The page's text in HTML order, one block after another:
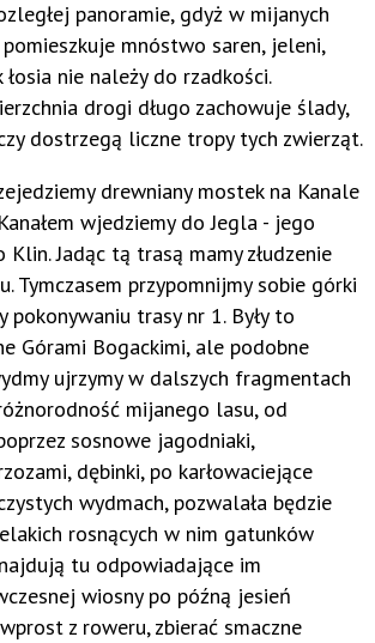
panoramie, gdyż w mijanych
mnóstwo saren, jeleni,
nie należy do rzadkości.
drogi długo zachowuje ślady,
dostrzegą liczne tropy tych zwierząt.
drewniany mostek na Kanale
wjedziemy do Jegla - jego
Klin. Jadąc tą trasą mamy złudzenie
Tymczasem przypomnijmy sobie górki
pokonywaniu trasy nr 1. Były to
Górami Bogackimi, ale podobne
ujrzymy w dalszych fragmentach
mijanego lasu, od
sosnowe jagodniaki,
dębinki, po karłowaciejące
wydmach, pozwalała będzie
rosnących w nim gatunków
tu odpowiadające im
wiosny po późną jesień
z roweru, zbierać smaczne